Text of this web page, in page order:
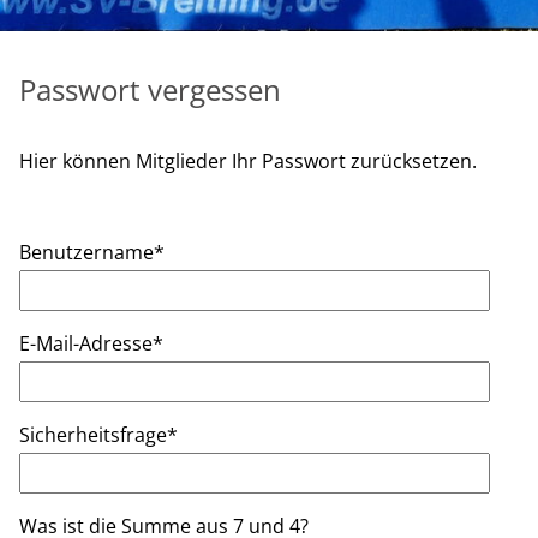
Passwort vergessen
Hier können Mitglieder Ihr Passwort zurücksetzen.
Benutzername*
E-Mail-Adresse*
Sicherheitsfrage*
Was ist die Summe aus 7 und 4?